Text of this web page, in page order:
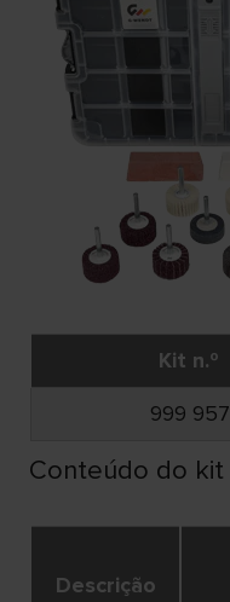
Kit n.º
999 957
Conteúdo do kit
Descrição